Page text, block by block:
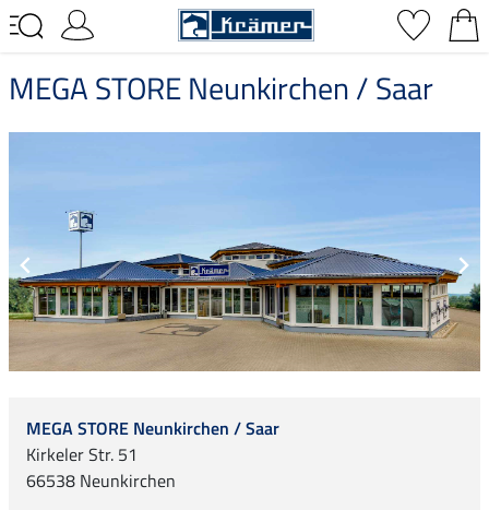
MEGA STORE Neunkirchen / Saar
MEGA STORE Neunkirchen / Saar
Kirkeler Str. 51
66538 Neunkirchen